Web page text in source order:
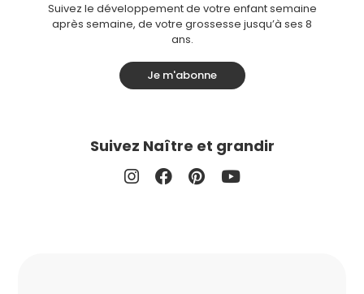
Suivez le développement de votre enfant semaine
après semaine, de votre grossesse jusqu’à ses 8
ans.
Je m'abonne
Suivez Naître et grandir